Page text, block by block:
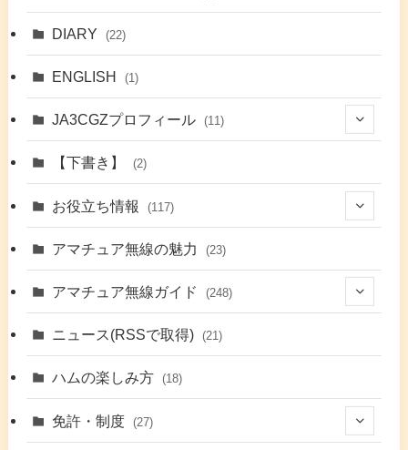
DIARY (22)
ENGLISH (1)
JA3CGZプロフィール (11)
(7)
【下書き】 (2)
お役立ち情報 (117)
(48)
(9)
(17)
(6)
アマチュア無線の魅力 (23)
アマチュア無線ガイド (248)
(42)
(5) (41)
ニュース(RSSで取得) (21)
ハムの楽しみ方 (18)
免許・制度 (27)